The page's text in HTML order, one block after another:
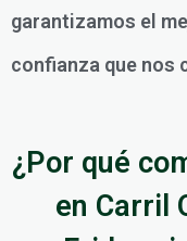
garantizamos el
confianza que nos
¿Por qué
en Carril